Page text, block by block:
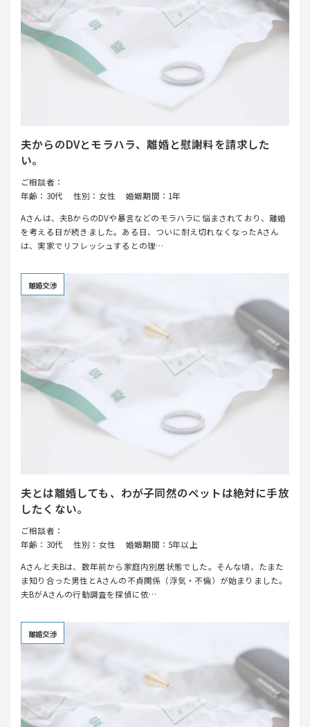
夫からのDVとモラハラ、離婚と慰謝料を請求した
い。
ご相談者：
年齢：30代
性別：女性
婚姻期間：1年
Aさんは、夫BからのDVや暴言などのモラハラに悩まされており、離婚
を考える日が続きました。ある日、ついに耐え切れなくなったAさん
は、実家でリフレッシュするとの理…
離婚交渉
夫とは離婚しても、わが子同然のペットは絶対に手放
したくない。
ご相談者：
年齢：30代
性別：女性
婚姻期間：5年以上
Aさんと夫Bは、数年前から家庭内別居状態でした。そんな頃、たまた
ま知り合った男性とAさんの不貞関係（浮気・不倫）が始まりました。
夫BがAさんの行動調査を探偵に依…
離婚交渉